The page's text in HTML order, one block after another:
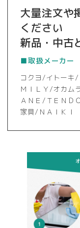
大量注文や
ください
新品・中古
■取扱メーカー
コクヨ/イトーキ/
ＭＩＬＹ/オカム
ＡＮＥ/ＴＥＮＤ
家具/ＮＡＩＫＩ